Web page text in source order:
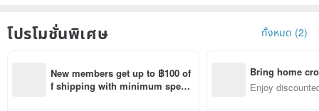
โปรโมชั่นพิเศษ ทั้งหมด (2)
New members get up to ฿100 of
f shipping with minimum spen
Bring home
n with ease
Enjoy